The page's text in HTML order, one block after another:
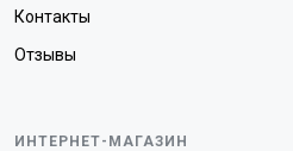
Контакты
Отзывы
ИНТЕРНЕТ-МАГАЗИН